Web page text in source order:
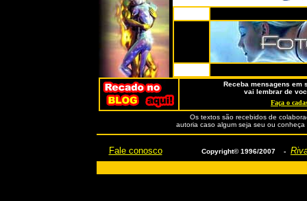
Receba mensagens em
vai lembrar de
Faça o
Os textos são recebidos de
autoria caso algum seja seu ou
Fale conosco Copyright© 1996/2007 -